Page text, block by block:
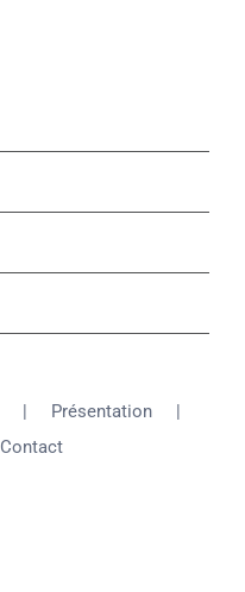
Présentation
Contact